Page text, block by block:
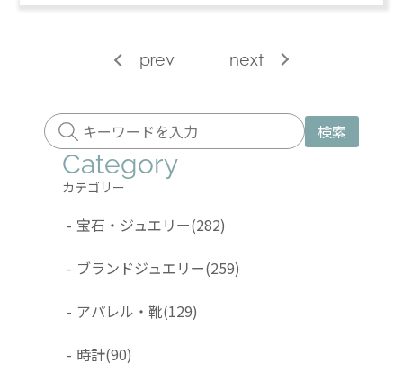
prev next
検索
Category
カテゴリー
- 宝石・ジュエリー(282)
- ブランドジュエリー(259)
- アパレル・靴(129)
- 時計(90)